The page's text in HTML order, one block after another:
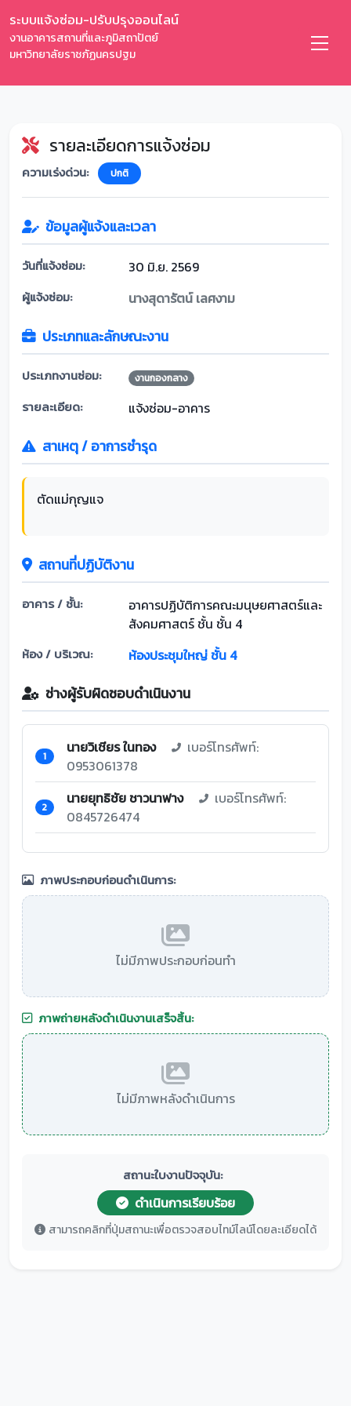
ระบบแจ้งซ่อม-ปรับปรุงออนไลน์
งานอาคารสถานที่และภูมิสถาปัตย์
มหาวิทยาลัยราชภัฏนครปฐม
รายละเอียดการแจ้งซ่อม
ความเร่งด่วน: ปกติ
ข้อมูลผู้แจ้งและเวลา
วันที่แจ้งซ่อม: 30 มิ.ย. 2569
ผู้แจ้งซ่อม: นางสุดารัตน์ เลศงาม
ประเภทและลักษณะงาน
ประเภทงานซ่อม: งานกองกลาง
รายละเอียด: แจ้งซ่อม-อาคาร
สาเหตุ / อาการชำรุด
ตัดแม่กุญแจ
สถานที่ปฏิบัติงาน
อาคาร / ชั้น:
อาคารปฏิบัติการคณะมนุษยศาสตร์และ
สังคมศาสตร์ ชั้น ชั้น 4
ห้อง / บริเวณ: ห้องประชุมใหญ่ ชั้น 4
ช่างผู้รับผิดชอบดำเนินงาน
1 นายวิเชียร ในทอง
เบอร์โทรศัพท์:
0953061378
2 นายยุทธิชัย ชาวนาฟาง
เบอร์โทรศัพท์:
0845726474
ภาพประกอบก่อนดำเนินการ:
ไม่มีภาพประกอบก่อนทำ
ภาพถ่ายหลังดำเนินงานเสร็จสิ้น:
ไม่มีภาพหลังดำเนินการ
สถานะใบงานปัจจุบัน:
ดำเนินการเรียบร้อย
สามารถคลิกที่ปุ่มสถานะเพื่อตรวจสอบไทม์ไลน์โดยละเอียดได้